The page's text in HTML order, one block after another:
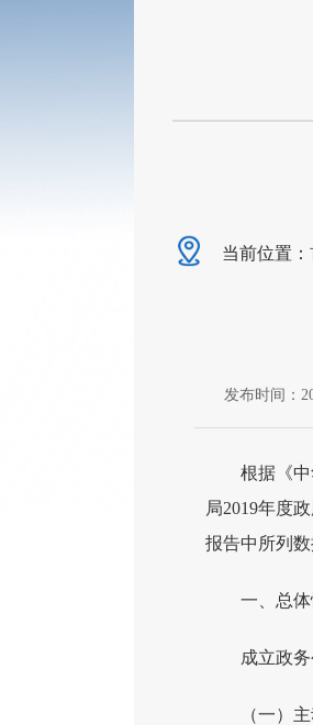
当前位置：
发布时间：
根据《
局2019年度
报告中所列数
一、总
成立政
（一）